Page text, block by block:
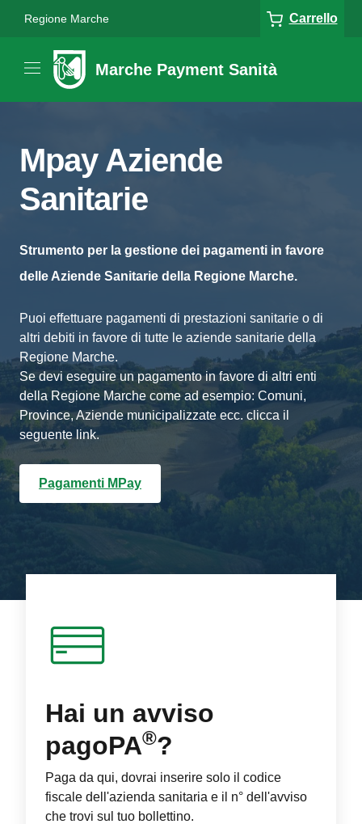
Regione Marche Carrello
Marche Payment Sanità
Mpay Aziende
Sanitarie
Strumento per la gestione dei pagamenti in favore
delle Aziende Sanitarie della Regione Marche.
Puoi effettuare pagamenti di prestazioni sanitarie o di
altri debiti in favore di tutte le aziende sanitarie della
Regione Marche.
Se devi eseguire un pagamento in favore di altri enti
della Regione Marche come ad esempio: Comuni,
Province, Aziende municipalizzate ecc. clicca il
seguente link.
Pagamenti MPay
Hai un avviso
pagoPA®?
Paga da qui, dovrai inserire solo il codice
fiscale dell'azienda sanitaria e il n° dell'avviso
che trovi sul tuo bollettino.